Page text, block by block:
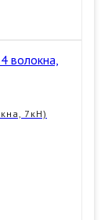
7кН)